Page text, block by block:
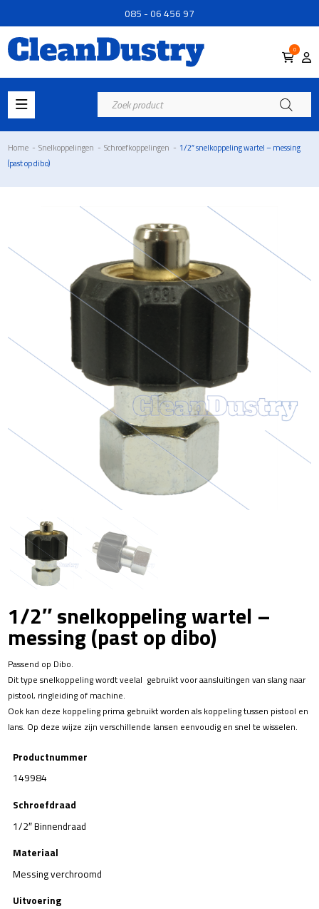
085 - 06 456 97
0
Producten
zoeken
Home - Snelkoppelingen - Schroefkoppelingen - 1/2″ snelkoppeling wartel – messing
(past op dibo)
1/2″ snelkoppeling wartel –
messing (past op dibo)
Passend op Dibo.
Dit type snelkoppeling wordt veelal gebruikt voor aansluitingen van slang naar
pistool, ringleiding of machine.
Ook kan deze koppeling prima gebruikt worden als koppeling tussen pistool en
lans. Op deze wijze zijn verschillende lansen eenvoudig en snel te wisselen.
Productnummer
149984
Schroefdraad
1/2″ Binnendraad
Materiaal
Messing verchroomd
Uitvoering